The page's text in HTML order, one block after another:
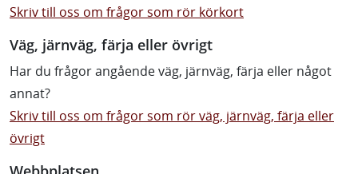
Skriv till oss om frågor som rör körkort
Väg, järnväg, färja eller övrigt
Har du frågor angående väg, järnväg, färja eller något
annat?
Skriv till oss om frågor som rör väg, järnväg, färja eller
övrigt